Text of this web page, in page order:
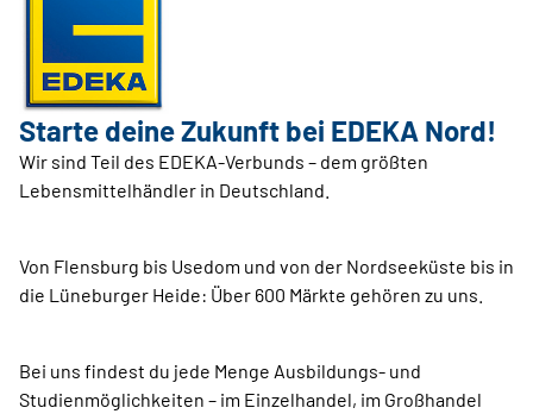
Starte deine Zukunft bei EDEKA Nord!
Wir sind Teil des EDEKA-Verbunds – dem größten
Lebensmittelhändler in Deutschland.
Von Flensburg bis Usedom und von der Nordseeküste bis in
die Lüneburger Heide: Über 600 Märkte gehören zu uns.
Bei uns findest du jede Menge Ausbildungs- und
Studienmöglichkeiten – im Einzelhandel, im Großhandel